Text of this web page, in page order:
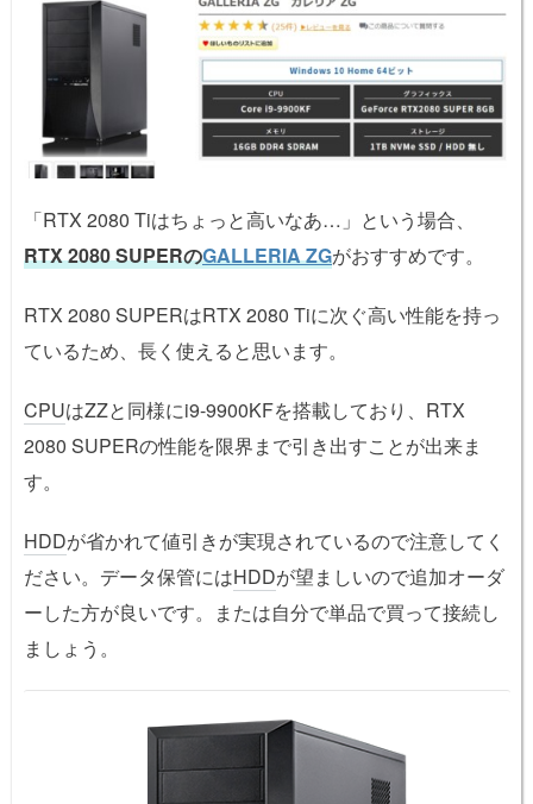
「RTX 2080 Tiはちょっと高いなあ…」という場合、
RTX 2080 SUPERのGALLERIA ZGがおすすめです。
RTX 2080 SUPERはRTX 2080 Tiに次ぐ高い性能を持っ
ているため、長く使えると思います。
CPUはZZと同様にi9-9900KFを搭載しており、RTX
2080 SUPERの性能を限界まで引き出すことが出来ま
す。
HDDが省かれて値引きが実現されているので注意してく
ださい。データ保管にはHDDが望ましいので追加オーダ
ーした方が良いです。または自分で単品で買って接続し
ましょう。